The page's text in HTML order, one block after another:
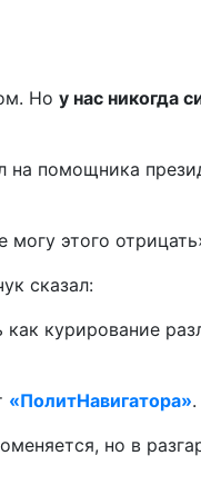
Но у нас никогда
помощника
могу этого
сказал:
курирование
«ПолитНавигатора».
но в